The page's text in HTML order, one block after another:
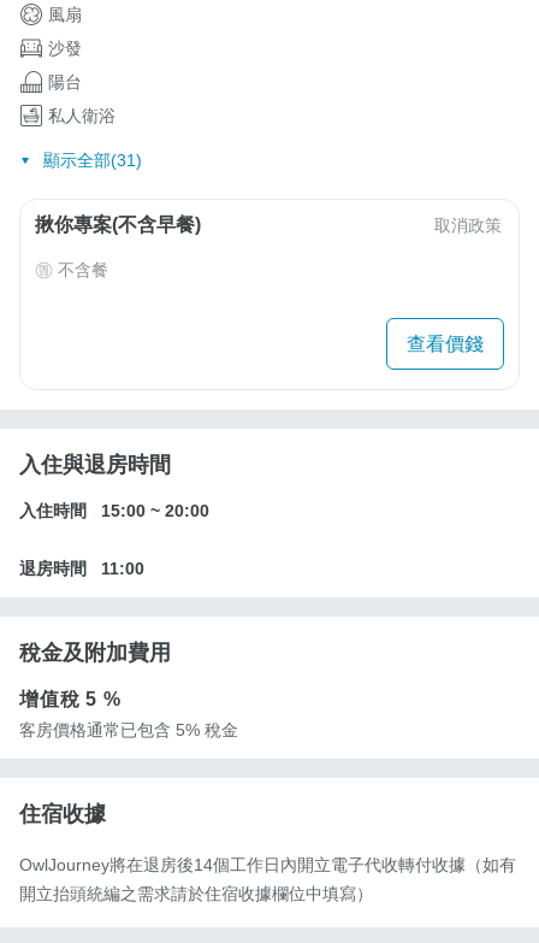
風扇
沙發
陽台
私人衛浴
顯示全部(31)
揪你專案(不含早餐) 取消政策
不含餐
查看價錢
入住與退房時間
入住時間 15:00 ~ 20:00
退房時間 11:00
稅金及附加費用
增值稅5 %
客房價格通常已包含 5% 稅金
住宿收據
OwlJourney將在退房後14個工作日內開立電子代收轉付收據（如有
開立抬頭統編之需求請於住宿收據欄位中填寫）